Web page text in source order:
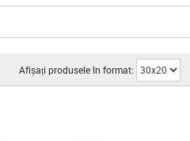
Afișați produsele în format: